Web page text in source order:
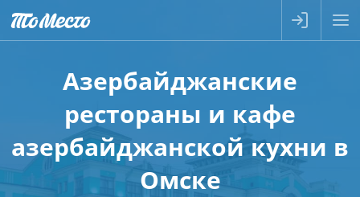
Азербайджанские
рестораны и кафе
азербайджанской кухни в
Омске